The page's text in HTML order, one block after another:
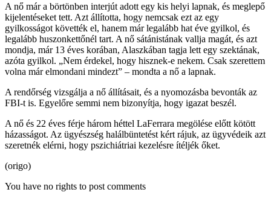
A nő már a börtönben interjút adott egy kis helyi lapnak, és meglepő
kijelentéseket tett. Azt állította, hogy nemcsak ezt az egy
gyilkosságot követték el, hanem már legalább hat éve gyilkol, és
legalább huszonkettőnél tart. A nő sátánistának vallja magát, és azt
mondja, már 13 éves korában, Alaszkában tagja lett egy szektának,
azóta gyilkol. „Nem érdekel, hogy hisznek-e nekem. Csak szerettem
volna már elmondani mindezt” – mondta a nő a lapnak.
A rendőrség vizsgálja a nő állításait, és a nyomozásba bevonták az
FBI-t is. Egyelőre semmi nem bizonyítja, hogy igazat beszél.
A nő és 22 éves férje három héttel LaFerrara megölése előtt kötött
házasságot. Az ügyészség halálbüntetést kért rájuk, az ügyvédeik azt
szeretnék elérni, hogy pszichiátriai kezelésre ítéljék őket.
(origo)
You have no rights to post comments